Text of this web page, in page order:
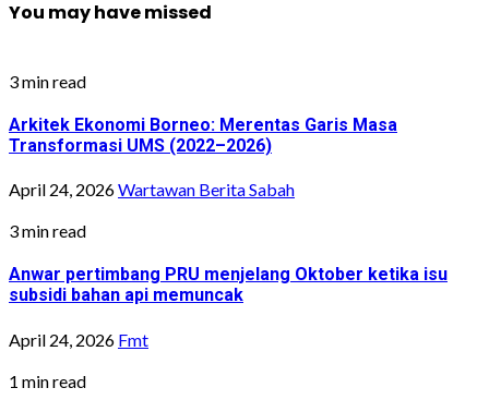
You may have missed
3 min read
Arkitek Ekonomi Borneo: Merentas Garis Masa
Transformasi UMS (2022–2026)
April 24, 2026Wartawan Berita Sabah
3 min read
Anwar pertimbang PRU menjelang Oktober ketika isu
subsidi bahan api memuncak
April 24, 2026 Fmt
1 min read